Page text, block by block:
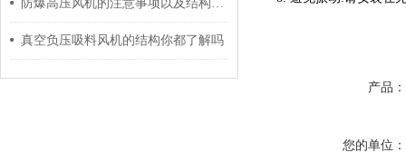
防爆高压风机的注意事项以及结构说明
真空负压吸料风机的结构你都了解吗
产品：
您的单位：